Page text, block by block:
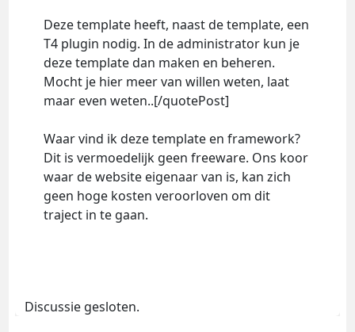
Deze template heeft, naast de template, een
T4 plugin nodig. In de administrator kun je
deze template dan maken en beheren.
Mocht je hier meer van willen weten, laat
maar even weten..[/quotePost]
Waar vind ik deze template en framework?
Dit is vermoedelijk geen freeware. Ons koor
waar de website eigenaar van is, kan zich
geen hoge kosten veroorloven om dit
traject in te gaan.
Discussie gesloten.